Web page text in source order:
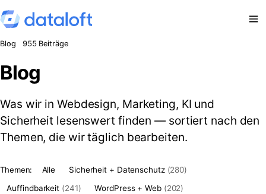
Zum Inhalt springen
Blog 955 Beiträge
Blog
Was wir in Webdesign, Marketing, KI und
Sicherheit lesenswert finden — sortiert nach den
Themen, die wir täglich bearbeiten.
Themen: Alle Sicherheit + Datenschutz (280)
Auffindbarkeit (241) WordPress + Web (202)